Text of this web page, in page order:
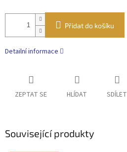
Přidat do košíku
Detailní informace
ZEPTAT SE HLÍDAT SDÍLET
Související produkty